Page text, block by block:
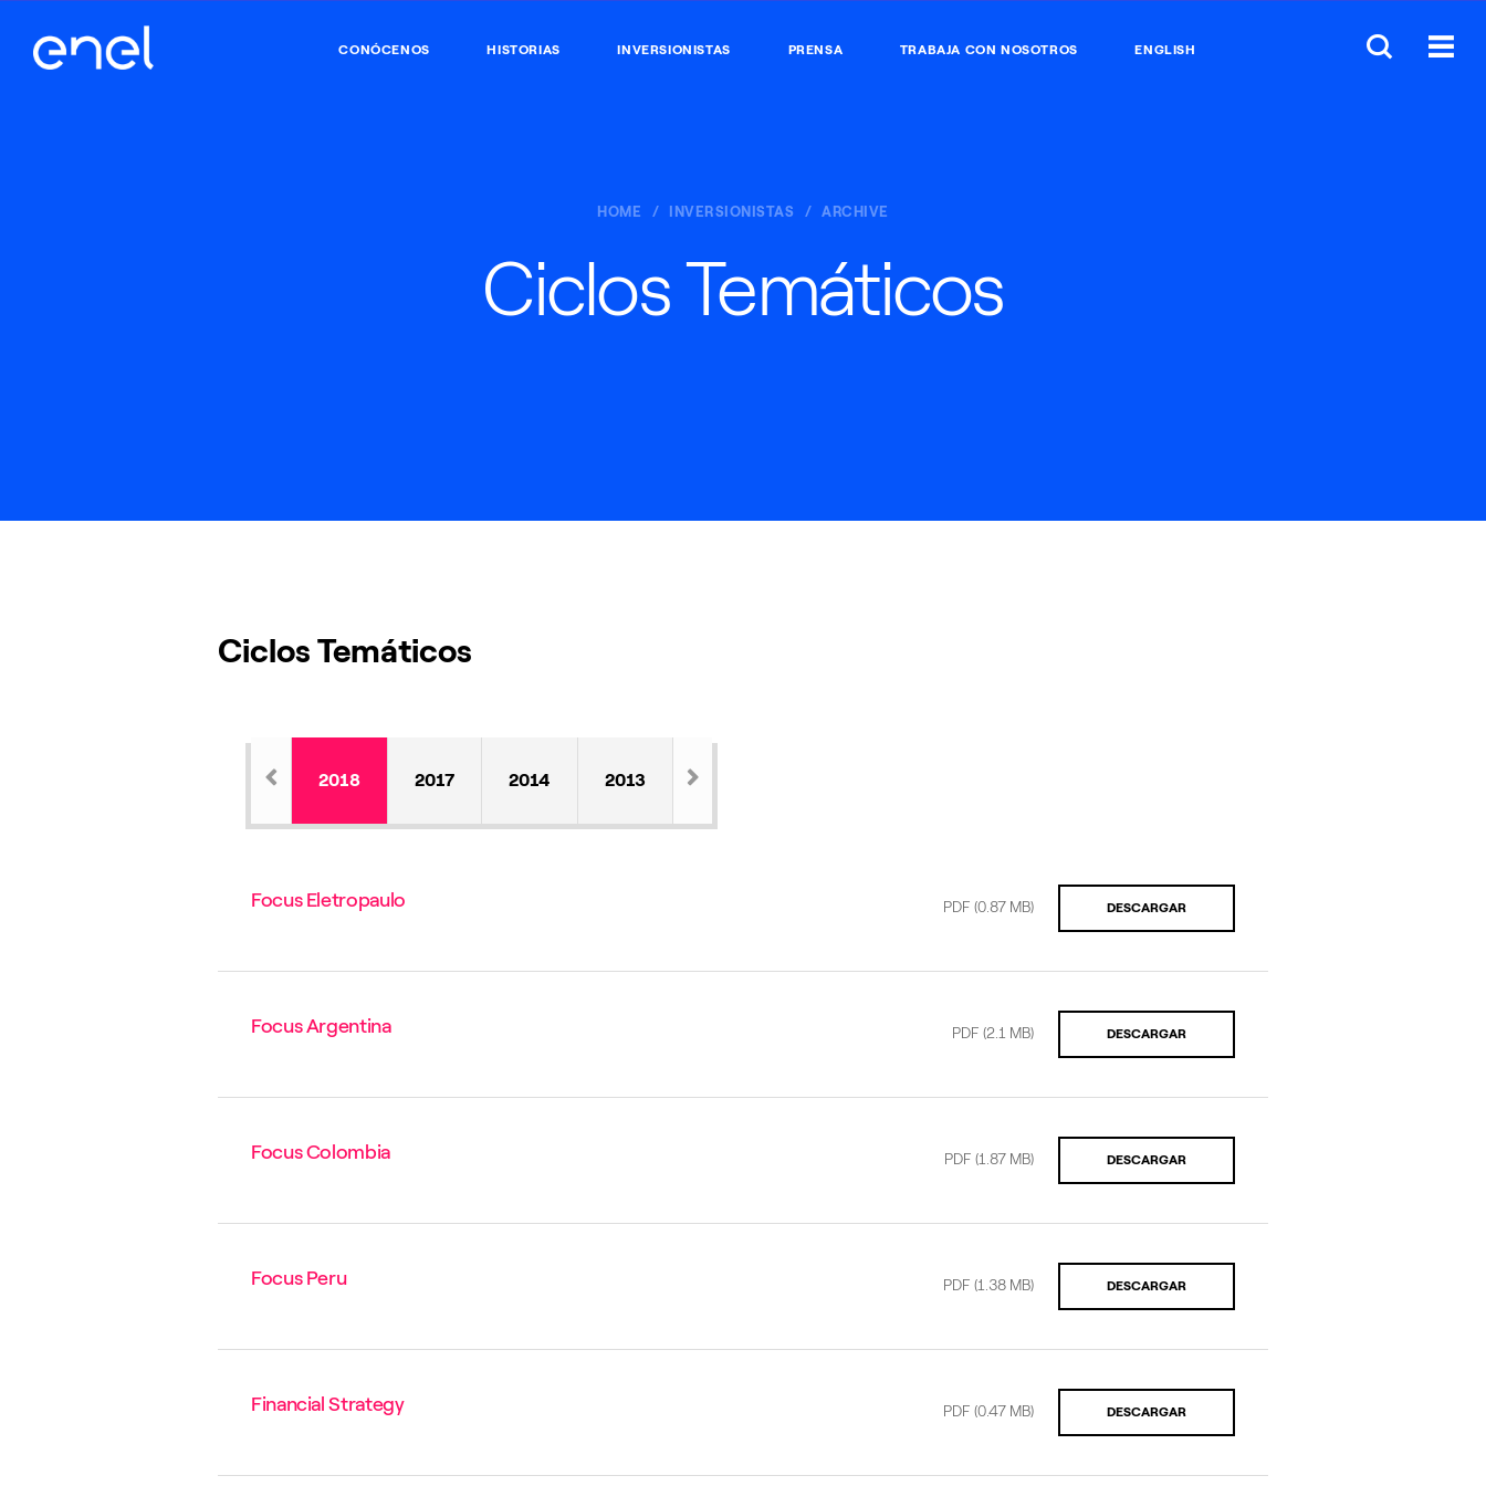
CONÓCENOS HISTORIAS INVERSIONISTAS PRENSA TRABAJA CON NOSOTROS ENGLISH
HOME INVERSIONISTAS ARCHIVE
Ciclos Temáticos
Ciclos Temáticos
2018 2017 2014 2013
Focus Eletropaulo PDF (0.87 MB) DESCARGAR
Focus Argentina PDF (2.1 MB) DESCARGAR
Focus Colombia PDF (1.87 MB) DESCARGAR
Focus Peru PDF (1.38 MB) DESCARGAR
Financial Strategy PDF (0.47 MB) DESCARGAR